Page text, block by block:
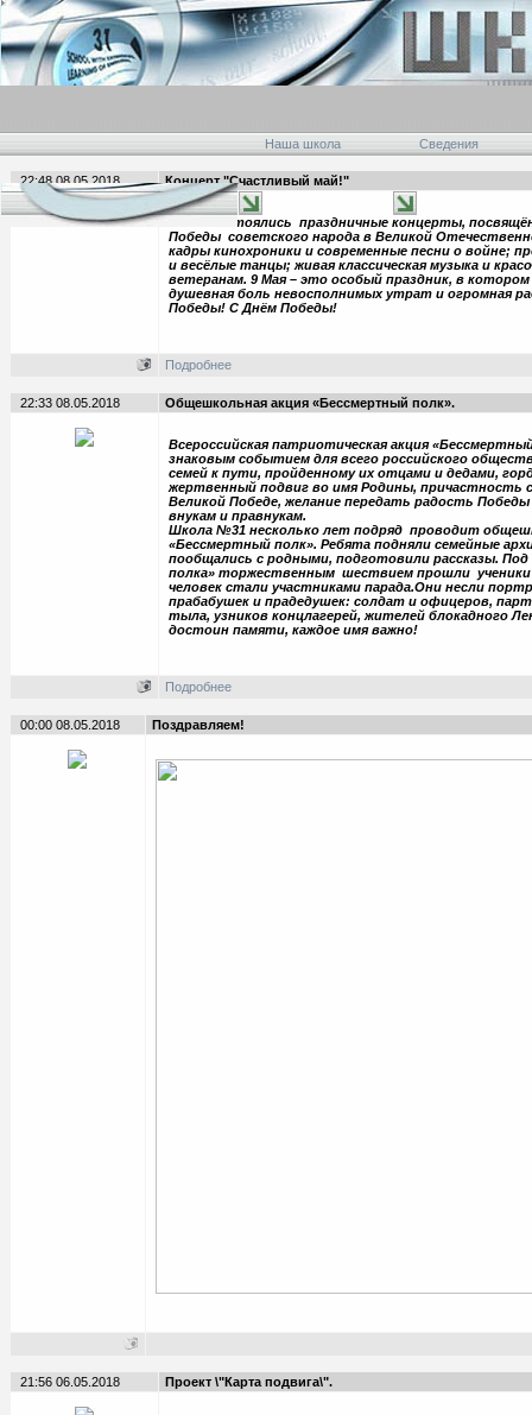
Наша школа Сведения
22:48 08.05.2018 Концерт "Счастливый май!"
8 мая состоялись праздничные концерты,
Победы советского народа в Великой
кадры кинохроники и современные песни о войне;
и весёлые танцы; живая классическая музыка и
ветеранам. 9 Мая – это особый праздник, в котором
душевная боль невосполнимых утрат и огромная
Победы! С Днём Победы!
Подробнее
22:33 08.05.2018 Общешкольная акция «Бессмертный полк».
Всероссийская патриотическая акция
знаковым событием для всего российского
семей к пути, пройденному их отцами и дедами,
жертвенный подвиг во имя Родины, причастность
Великой Победе, желание передать радость
внукам и правнукам.
Школа №31 несколько лет подряд проводит
«Бессмертный полк». Ребята подняли семейные
пообщались с родными, подготовили рассказы.
полка» торжественным шествием прошли ученики
человек стали участниками парада.Они несли
прабабушек и прадедушек: солдат и офицеров,
тыла, узников концлагерей, жителей блокадного
достоин памяти, каждое имя важно!
Подробнее
00:00 08.05.2018 Поздравляем!
21:56 06.05.2018 Проект \"Карта подвига\".